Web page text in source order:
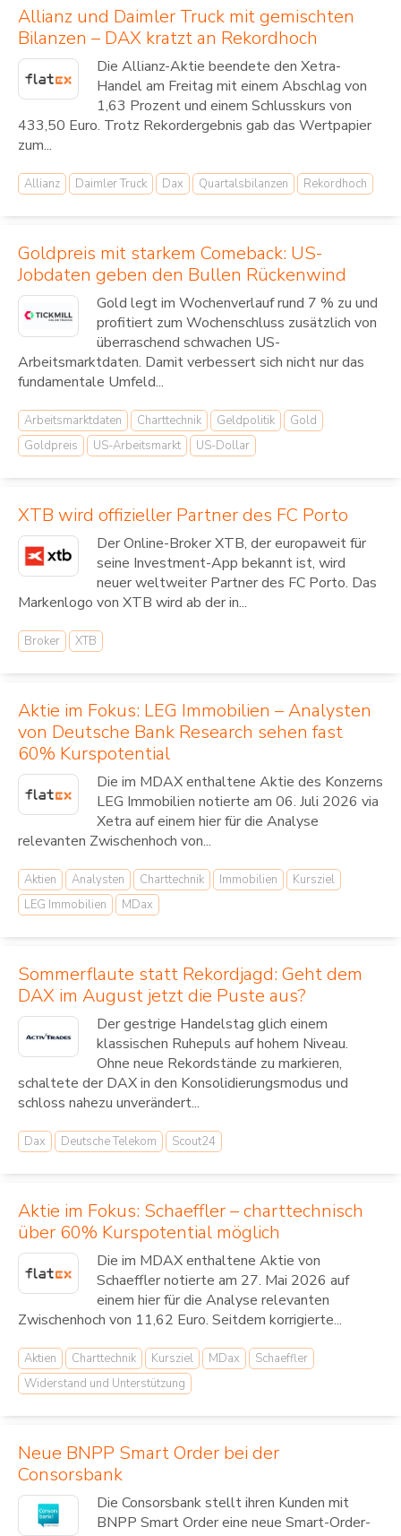
Allianz und Daimler Truck mit gemischten
Bilanzen – DAX kratzt an Rekordhoch
Die Allianz-Aktie beendete den Xetra-
Handel am Freitag mit einem Abschlag von
1,63 Prozent und einem Schlusskurs von
433,50 Euro. Trotz Rekordergebnis gab das Wertpapier
zum...
Allianz Daimler Truck Dax Quartalsbilanzen Rekordhoch
Goldpreis mit starkem Comeback: US-
Jobdaten geben den Bullen Rückenwind
Gold legt im Wochenverlauf rund 7 % zu und
profitiert zum Wochenschluss zusätzlich von
überraschend schwachen US-
Arbeitsmarktdaten. Damit verbessert sich nicht nur das
fundamentale Umfeld...
Arbeitsmarktdaten Charttechnik Geldpolitik
Gold
Goldpreis
US-Arbeitsmarkt US-Dollar
XTB wird offizieller Partner des FC Porto
Der Online-Broker XTB, der europaweit für
seine Investment-App bekannt ist, wird
neuer weltweiter Partner des FC Porto. Das
Markenlogo von XTB wird ab der in...
Broker XTB
Aktie im Fokus: LEG Immobilien – Analysten
von Deutsche Bank Research sehen fast
60% Kurspotential
Die im MDAX enthaltene Aktie des Konzerns
LEG Immobilien notierte am 06. Juli 2026 via
Xetra auf einem hier für die Analyse
relevanten Zwischenhoch von...
Aktien Analysten Charttechnik Immobilien
Kursziel
LEG Immobilien
MDax
Sommerflaute statt Rekordjagd: Geht dem
DAX im August jetzt die Puste aus?
Der gestrige Handelstag glich einem
klassischen Ruhepuls auf hohem Niveau.
Ohne neue Rekordstände zu markieren,
schaltete der DAX in den Konsolidierungsmodus und
schloss nahezu unverändert...
Dax Deutsche Telekom Scout24
Aktie im Fokus: Schaeffler – charttechnisch
über 60% Kurspotential möglich
Die im MDAX enthaltene Aktie von
Schaeffler notierte am 27. Mai 2026 auf
einem hier für die Analyse relevanten
Zwischenhoch von 11,62 Euro. Seitdem korrigierte...
Aktien Charttechnik Kursziel MDax
Schaeffler
Widerstand und Unterstützung
Neue BNPP Smart Order bei der
Consorsbank
Die Consorsbank stellt ihren Kunden mit
BNPP Smart Order eine neue Smart-Order-